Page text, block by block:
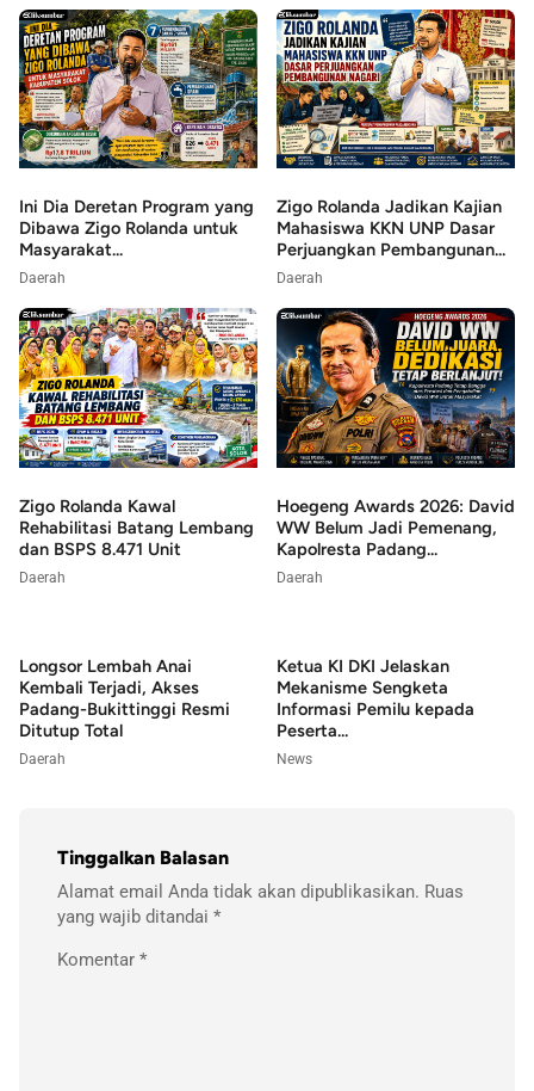
Ini Dia Deretan Program yang
Dibawa Zigo Rolanda untuk
Masyarakat...
Daerah
Zigo Rolanda Jadikan Kajian
Mahasiswa KKN UNP Dasar
Perjuangkan Pembangunan...
Daerah
Zigo Rolanda Kawal
Rehabilitasi Batang Lembang
dan BSPS 8.471 Unit
Daerah
Hoegeng Awards 2026: David
WW Belum Jadi Pemenang,
Kapolresta Padang...
Daerah
Longsor Lembah Anai
Kembali Terjadi, Akses
Padang-Bukittinggi Resmi
Ditutup Total
Daerah
Ketua KI DKI Jelaskan
Mekanisme Sengketa
Informasi Pemilu kepada
Peserta...
News
Tinggalkan Balasan
Alamat email Anda tidak akan dipublikasikan. Ruas
yang wajib ditandai *
Komentar *